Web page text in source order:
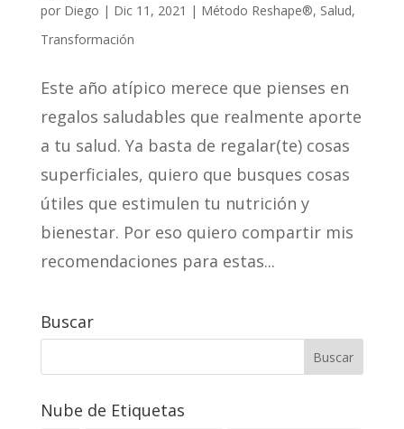
por Diego | Dic 11, 2021 | Método Reshape®, Salud,
Transformación
Este año atípico merece que pienses en
regalos saludables que realmente aporte
a tu salud. Ya basta de regalar(te) cosas
superficiales, quiero que busques cosas
útiles que estimulen tu nutrición y
bienestar. Por eso quiero compartir mis
recomendaciones para estas...
Buscar
Nube de Etiquetas